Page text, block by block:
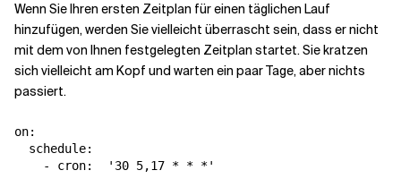
Wenn Sie Ihren ersten Zeitplan für einen täglichen Lauf
hinzufügen, werden Sie vielleicht überrascht sein, dass er nicht
mit dem von Ihnen festgelegten Zeitplan startet. Sie kratzen
sich vielleicht am Kopf und warten ein paar Tage, aber nichts
passiert.
on:
schedule:
-
cron: ' 30 5,17 * * *'